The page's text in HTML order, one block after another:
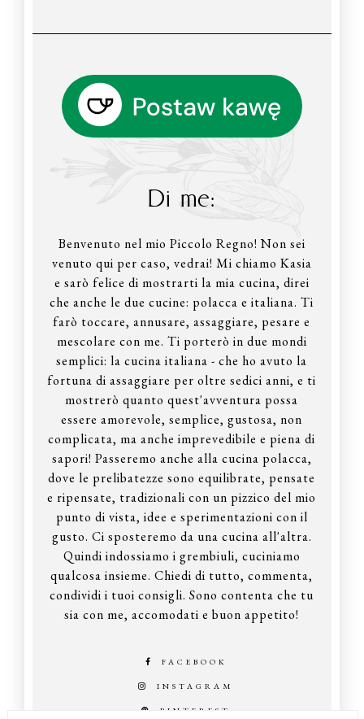
Di me:
Benvenuto nel mio Piccolo Regno! Non sei
venuto qui per caso, vedrai! Mi chiamo Kasia
e sarò felice di mostrarti la mia cucina, direi
che anche le due cucine: polacca e italiana. Ti
farò toccare, annusare, assaggiare, pesare e
mescolare con me. Ti porterò in due mondi
semplici: la cucina italiana - che ho avuto la
fortuna di assaggiare per oltre sedici anni, e ti
mostrerò quanto quest'avventura possa
essere amorevole, semplice, gustosa, non
complicata, ma anche imprevedibile e piena di
sapori! Passeremo anche alla cucina polacca,
dove le prelibatezze sono equilibrate, pensate
e ripensate, tradizionali con un pizzico del mio
punto di vista, idee e sperimentazioni con il
gusto. Ci sposteremo da una cucina all'altra.
Quindi indossiamo i grembiuli, cuciniamo
qualcosa insieme. Chiedi di tutto, commenta,
condividi i tuoi consigli. Sono contenta che tu
sia con me, accomodati e buon appetito!
FACEBOOK
INSTAGRAM
PINTEREST